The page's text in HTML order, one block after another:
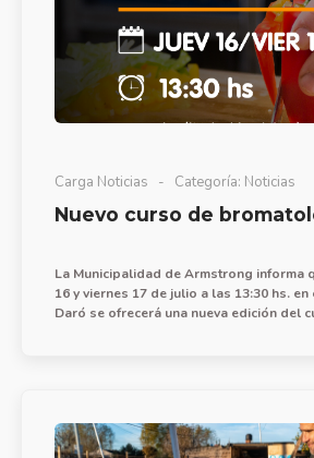
Carga Noticias Categoría: Noticias
Nuevo curso de
La Municipalidad de Armstrong informa
16 y viernes 17 de julio a las 13:30 hs.
Daró se ofrecerá una nueva edición del